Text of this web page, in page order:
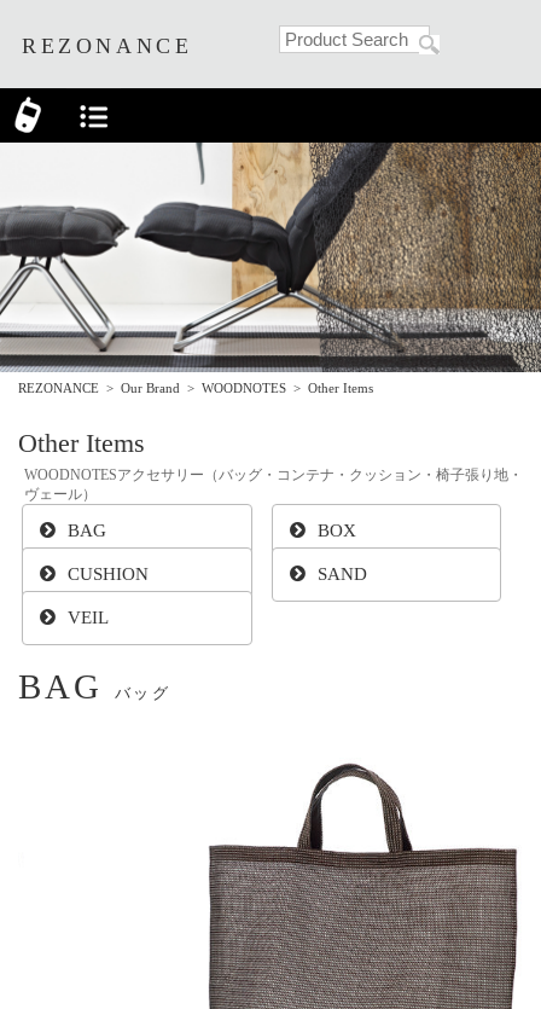
REZONANCE
REZONANCE > Our Brand > WOODNOTES > Other Items
Other Items
WOODNOTESアクセサリー（バッグ・コンテナ・クッション・椅子張り地・
ヴェール）
BAG BOX
CUSHION SAND
VEIL
BAG バッグ